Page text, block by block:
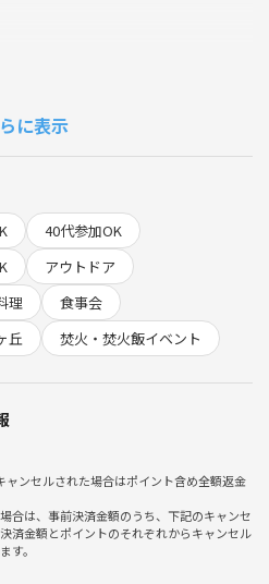
現金。ライト(スマホでOK)
、食材代、準備費等)
えてるとこを通ったりします。ヒール
ます。食材費込みです。
があります。
ます。
ぶことがあります。問題ない恰好でお
せん。
セル料がかかります。
るとうれしいです。
応できるように基本的には防寒対策が
ときは寒いです。
に表示
40代参加OK
アウトドア
理
食事会
丘 焚火・焚火飯イベント
ャンセルされた場合はポイント含め全額返金
合は、事前決済金額のうち、下記のキャンセ
済金額とポイントのそれぞれからキャンセル
す。